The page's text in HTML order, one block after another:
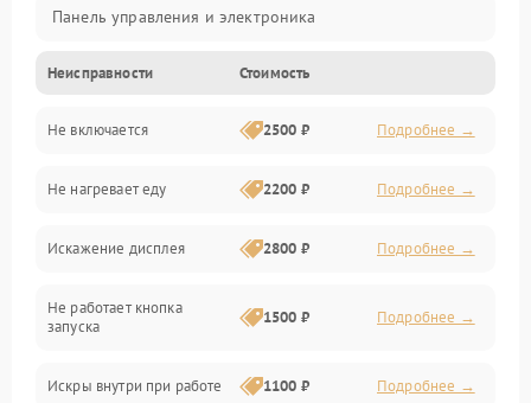
Панель управления и электроника
Дверца и корпус
Механика и внутренние элементы
Механические повреждения
Питание и запуск
Нагрев и приготовление
Программное обеспечение
Неисправности Стоимость
Не включается 2500 ₽ Подробнее →
Не нагревает еду 2200 ₽ Подробнее →
Искажение дисплея 2800 ₽ Подробнее →
Не работает кнопка
запуска
1500 ₽ Подробнее →
Искры внутри при работе 1100 ₽ Подробнее →